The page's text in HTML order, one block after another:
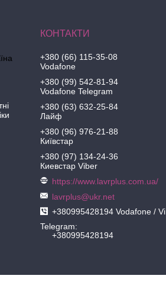
+380 (66) 115-35-08
Vodafone
+380 (99) 542-81-94
Vodafone Telegram
+380 (63) 632-25-84
Лайф
+380 (96) 976-21-88
Київстар
+380 (97) 134-24-36
Киевстар Viber
https://www.lavrplus.com.ua/
lavrplus@ukr.net
+380995428194 Vodafone /
Telegram
+380995428194